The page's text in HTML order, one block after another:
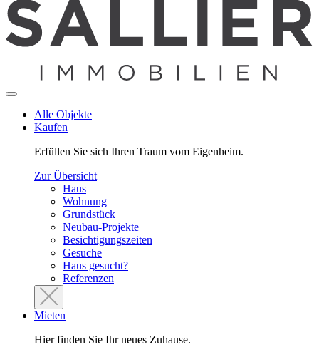
Alle Objekte
Kaufen
Erfüllen Sie sich Ihren Traum vom Eigenheim.
Zur Übersicht
Haus
Wohnung
Grundstück
Neubau-Projekte
Besichtigungszeiten
Gesuche
Haus gesucht?
Referenzen
Mieten
Hier finden Sie Ihr neues Zuhause.